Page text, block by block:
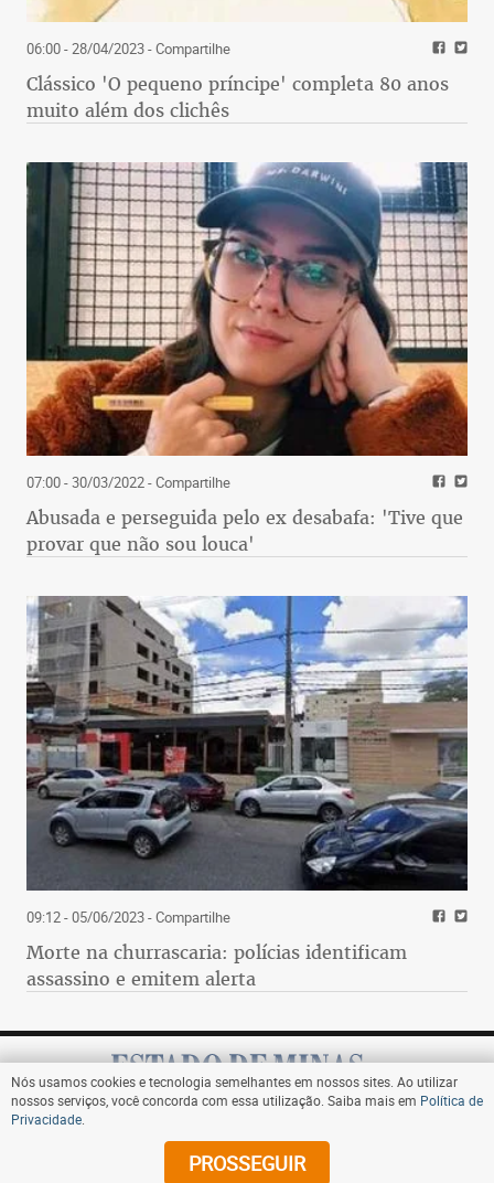
06:00 - 28/04/2023- Compartilhe
Clássico 'O pequeno príncipe' completa 80 anos
muito além dos clichês
07:00 - 30/03/2022- Compartilhe
Abusada e perseguida pelo ex desabafa: 'Tive que
provar que não sou louca'
09:12 - 05/06/2023- Compartilhe
Morte na churrascaria: polícias identificam
assassino e emitem alerta
Assine
Nós usamos cookies e tecnologia semelhantes em nossos sites. Ao utilizar
nossos serviços, você concorda com essa utilização. Saiba mais em Política de
Privacidade
PROSSEGUIR